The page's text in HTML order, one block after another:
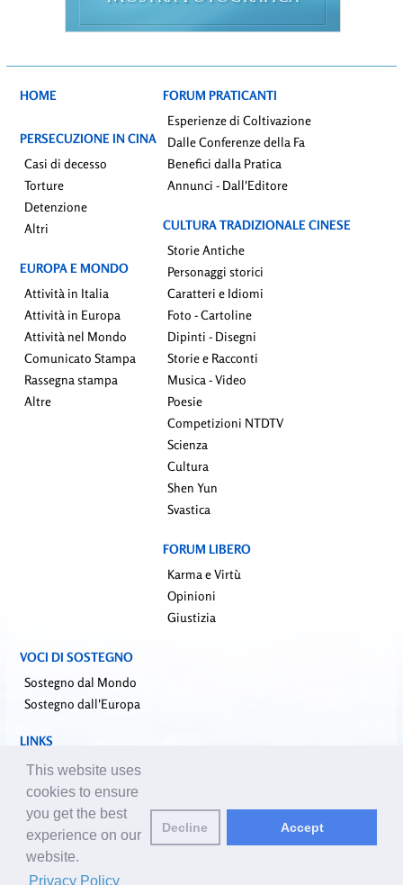
HOME
PERSECUZIONE IN CINA
Casi di decesso
Torture
Detenzione
Altri
EUROPA E MONDO
Attività in Italia
Attività in Europa
Attività nel Mondo
Comunicato Stampa
Rassegna stampa
Altre
FORUM PRATICANTI
Esperienze di Coltivazione
Dalle Conferenze della Fa
Benefici dalla Pratica
Annunci - Dall'Editore
CULTURA TRADIZIONALE CINESE
Storie Antiche
Personaggi storici
Caratteri e Idiomi
Foto - Cartoline
Dipinti - Disegni
Storie e Racconti
Musica - Video
Poesie
Competizioni NTDTV
Scienza
Cultura
Shen Yun
Svastica
FORUM LIBERO
Karma e Virtù
Opinioni
Giustizia
VOCI DI SOSTEGNO
Sostegno dal Mondo
Sostegno dall'Europa
LINKS
falundafa.org (it)
faluninfo.net
minghui.org (en)
pureinsight.org
Email editore:editor@it.clearharmony.net
This website uses
cookies to ensure
you get the best
experience on our
website.
Privacy Policy
Decline Accept